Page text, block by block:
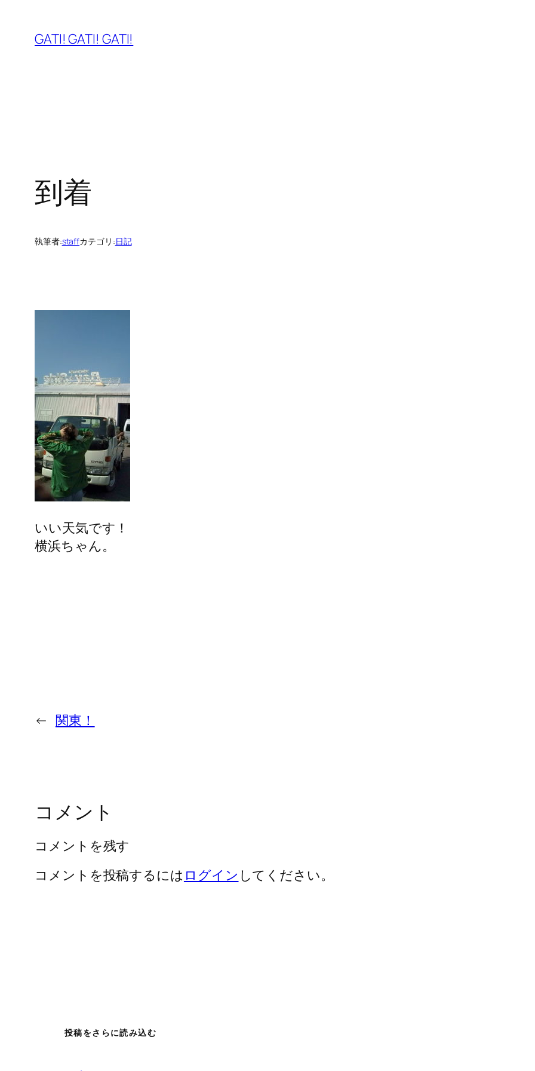
GATI! GATI! GATI!
到着
執筆者:staffカテゴリ:日記
いい天気です！
横浜ちゃん。
← 関東！
コメント
コメントを残す
コメントを投稿するには ログイン してください。
投稿をさらに読み込む